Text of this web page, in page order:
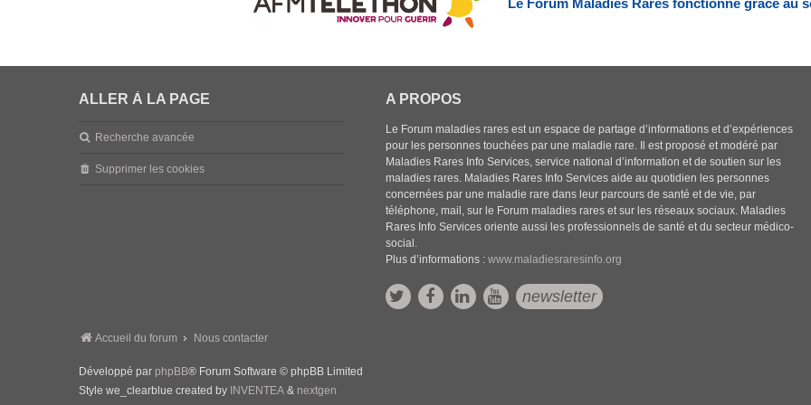
Le Forum Maladies Rares fonctionne grâce au
ALLER À LA PAGE
Recherche avancée
Supprimer les cookies
A PROPOS
Le Forum maladies rares est un espace de partage d’informations et d’expériences
pour les personnes touchées par une maladie rare. Il est proposé et modéré par
Maladies Rares Info Services, service national d’information et de soutien sur les
maladies rares. Maladies Rares Info Services aide au quotidien les personnes
concernées par une maladie rare dans leur parcours de santé et de vie, par
téléphone, mail, sur le Forum maladies rares et sur les réseaux sociaux. Maladies
Rares Info Services oriente aussi les professionnels de santé et du secteur médico-
social.
Plus d’informations :www.maladiesraresinfo.org
newsletter
Accueil du forum Nous contacter
Développé par phpBB® Forum Software © phpBB Limited
Style we_clearblue created by INVENTEA & nextgen